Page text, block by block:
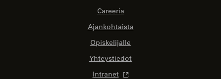
Careeria
Ajankohtaista
Opiskelijalle
Yhteystiedot
Intranet